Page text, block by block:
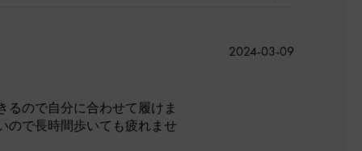
るので自分に合わせて履けま
ので長時間歩いても疲れませ
公
2024-03-09